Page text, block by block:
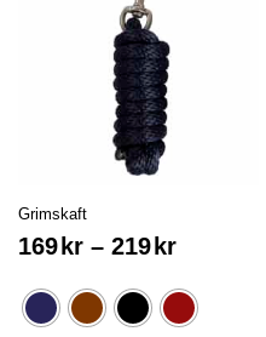
Grimskaft
169 kr – 219 kr